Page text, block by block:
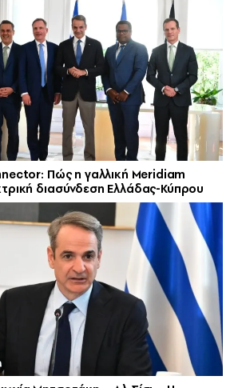
Πώς η γαλλική Meridiam
διασύνδεση Ελλάδας-Κύπρου